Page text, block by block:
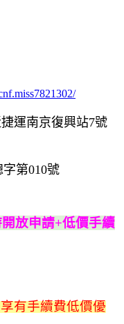
運南京復興站7號
第010號
放申請+低價手續
有手續費低價優